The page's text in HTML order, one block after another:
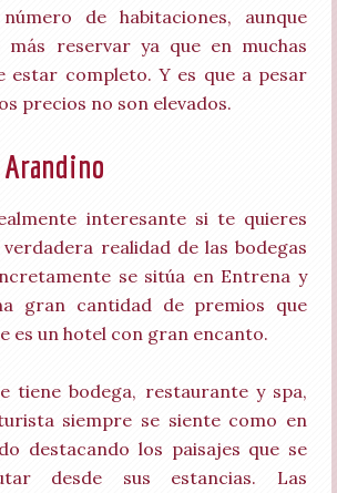
de habitaciones, aunque
más reservar ya que en muchas
estar completo. Y es que a pesar
precios no son elevados.
interesante si te quieres
realidad de las bodegas
se sitúa en Entrena y
gran cantidad de premios que
es un hotel con gran encanto.
tiene bodega, restaurante y spa,
siempre se siente como en
destacando los paisajes que se
desde sus estancias. Las